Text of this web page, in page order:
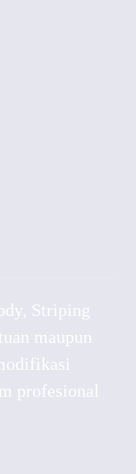
Striping
maupun
profesional